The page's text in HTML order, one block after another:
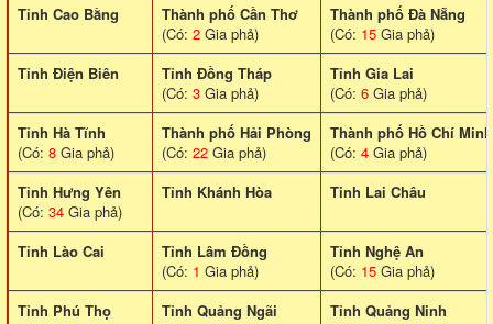
Tỉnh Cao Bằng
Thành phố Cần Thơ
(Có: 2 Gia phả)
Thành phố Đà Nẵng
(Có: 15 Gia phả)
Tỉnh Điện Biên
Tỉnh Đồng Tháp
(Có: 3 Gia phả)
Tỉnh Gia Lai
(Có: 6 Gia phả)
Tỉnh Hà Tĩnh
(Có: 8 Gia phả)
Thành phố Hải Phòng
(Có: 22 Gia phả)
Thành phố Hồ Chí Minh
(Có: 4 Gia phả)
Tỉnh Hưng Yên
(Có: 34 Gia phả)
Tỉnh Khánh Hòa Tinh Lai Châu
Tỉnh Lào Cai
Tỉnh Lâm Đồng
(Có: 1 Gia phả)
Tỉnh Nghệ An
(Có: 15 Gia phả)
Tỉnh Phú Thọ
Tỉnh Quảng Ngãi
Tỉnh Quảng Ninh